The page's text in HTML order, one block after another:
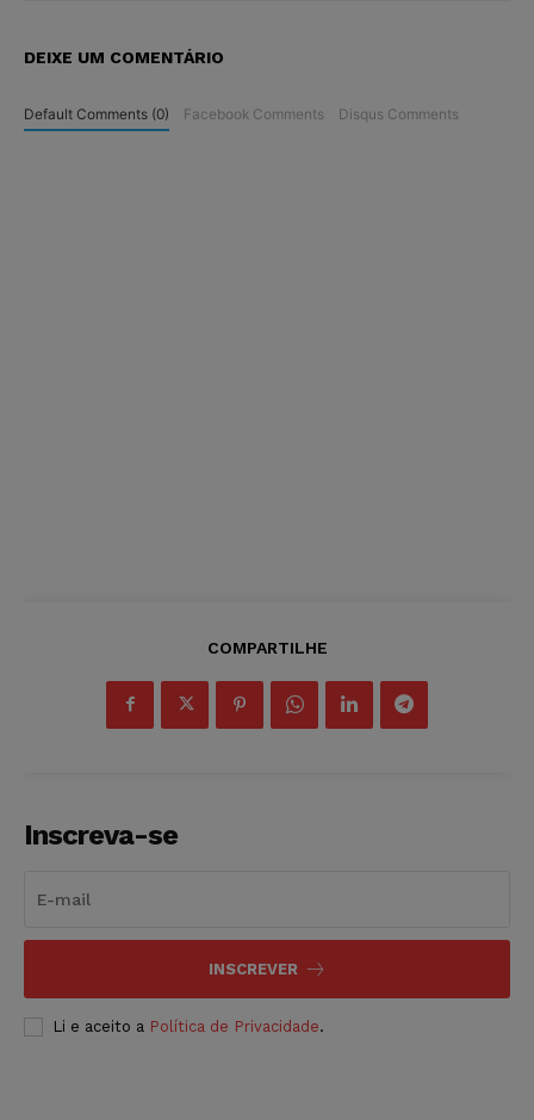
DEIXE UM COMENTÁRIO
Default Comments (0) Facebook Comments Disqus Comments
COMPARTILHE
Inscreva-se
INSCREVER
Li e aceito a Política de Privacidade.